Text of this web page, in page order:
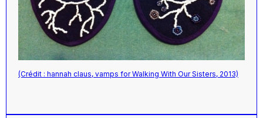
(Crédit : hannah claus, vamps for Walking With Our Sisters, 2013)